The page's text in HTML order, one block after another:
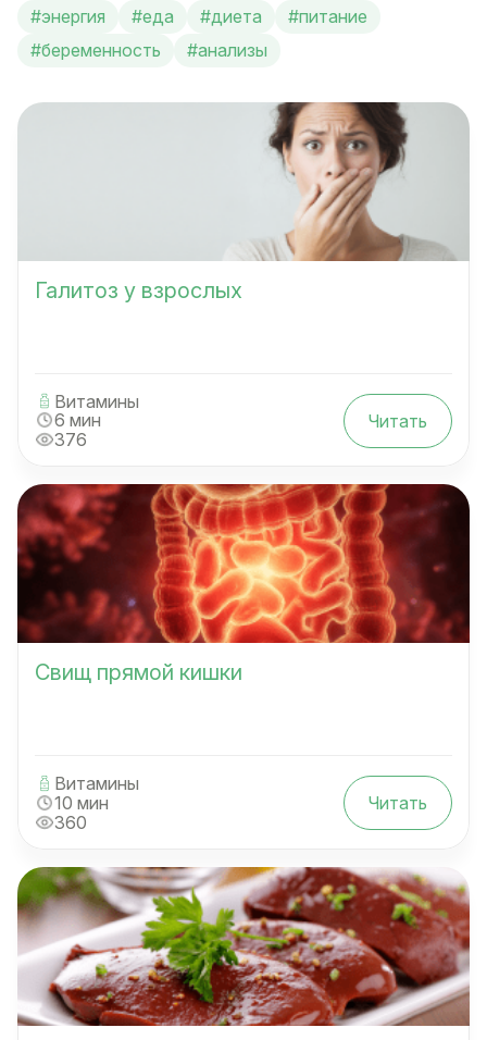
#энергия
#еда #диета
#питание
#беременность
#анализы
Галитоз у взрослых
Витамины
6 мин
376
Читать
Свищ прямой кишки
Витамины
10 мин
360
Читать